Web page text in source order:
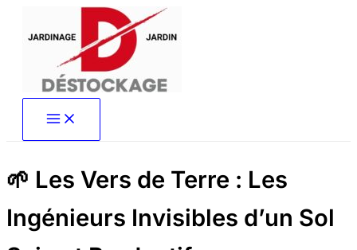
🌱 Les Vers de Terre : Les
Ingénieurs Invisibles d’un Sol